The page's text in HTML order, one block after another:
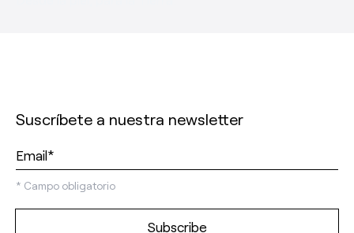
Suscríbete a nuestra newsletter
* Campo obligatorio